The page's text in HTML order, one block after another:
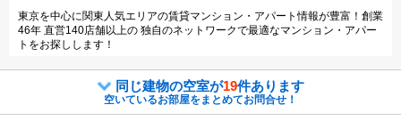
東京を中心に関東人気エリアの賃貸マンション・アパート情報が豊富！創業
46年 直営140店舗以上の 独自のネットワークで最適なマンション・アパー
トをお探しします！
同じ建物の空室が19件あります
空いているお部屋をまとめてお問合せ！